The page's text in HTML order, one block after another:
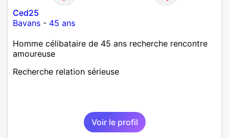
Ced25
Bavans - 45 ans
Homme célibataire de 45 ans recherche rencontre
amoureuse
Recherche relation sérieuse
Voir le profil